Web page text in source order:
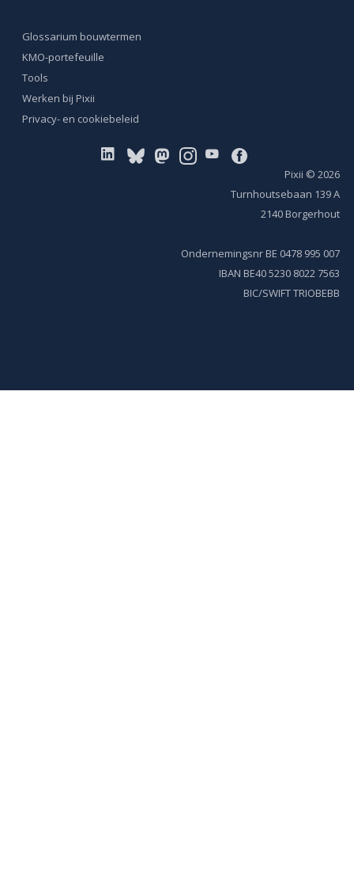
Glossarium bouwtermen
KMO-portefeuille
Tools
Werken bij Pixii
Privacy- en cookiebeleid
Pixii © 2026
Turnhoutsebaan 139 A
2140 Borgerhout
Ondernemingsnr BE 0478 995 007
IBAN BE40 5230 8022 7563
BIC/SWIFT TRIOBEBB